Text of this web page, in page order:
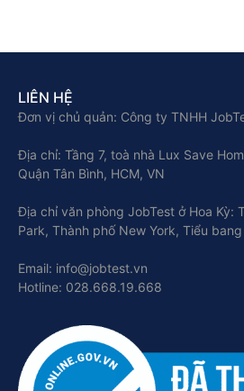
LIÊN HỆ
Đơn vị chủ quản: Công ty TNHH
Địa chỉ: Tầng 7, toà nhà Lux Save
Quận Tân Bình, HCM, VN
Địa chỉ văn phòng JobTest ở Hoa Kỳ:
Park, Thành phố New York, Tiểu
Email: info@jobtest.vn
Hotline: 028.668.19.668